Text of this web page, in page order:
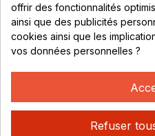
313 Avenue
Parc
Lundi
8h
uniquement
offrir des fonctionnalités
ainsi que des publicités
cookies ainsi que les
vos données personnelles ?
Refuser